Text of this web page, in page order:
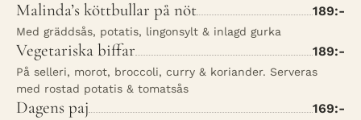
Malinda’s köttbullar på nöt 189:-
Med gräddsås, potatis, lingonsylt & inlagd gurka
Vegetariska biffar 189:-
På selleri, morot, broccoli, curry & koriander. Serveras
med rostad potatis & tomatsås
Dagens paj 169:-